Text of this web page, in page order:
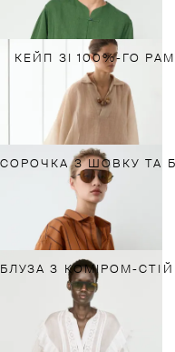
КЕЙП ЗІ 100%-ГО РАМІ